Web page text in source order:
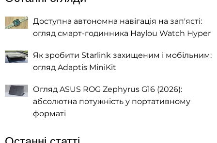
Доступна автономна навігація на зап'ясті:
огляд смарт-годинника Haylou Watch Hyper
Як зробити Starlink захищеним і мобільним:
огляд Adaptis MiniKit
Огляд ASUS ROG Zephyrus G16 (2026):
абсолютна потужність у портативному
форматі